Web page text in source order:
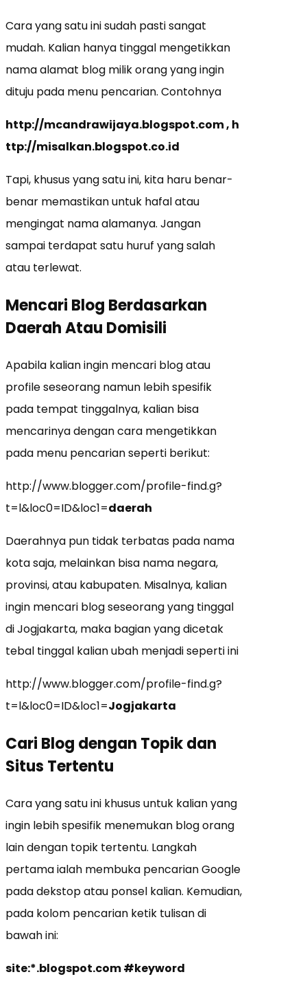
Cara yang satu ini sudah pasti sangat
mudah. Kalian hanya tinggal mengetikkan
nama alamat blog milik orang yang ingin
dituju pada menu pencarian. Contohnya
http://mcandrawijaya.blogspot.com , h
ttp://misalkan.blogspot.co.id
Tapi, khusus yang satu ini, kita haru benar-
benar memastikan untuk hafal atau
mengingat nama alamanya. Jangan
sampai terdapat satu huruf yang salah
atau terlewat.
Mencari Blog Berdasarkan
Daerah Atau Domisili
Apabila kalian ingin mencari blog atau
profile seseorang namun lebih spesifik
pada tempat tinggalnya, kalian bisa
mencarinya dengan cara mengetikkan
pada menu pencarian seperti berikut:
http://www.blogger.com/profile-find.g?
t=l&loc0=ID&loc1=daerah
Daerahnya pun tidak terbatas pada nama
kota saja, melainkan bisa nama negara,
provinsi, atau kabupaten. Misalnya, kalian
ingin mencari blog seseorang yang tinggal
di Jogjakarta, maka bagian yang dicetak
tebal tinggal kalian ubah menjadi seperti ini
http://www.blogger.com/profile-find.g?
t=l&loc0=ID&loc1=Jogjakarta
Cari Blog dengan Topik dan
Situs Tertentu
Cara yang satu ini khusus untuk kalian yang
ingin lebih spesifik menemukan blog orang
lain dengan topik tertentu. Langkah
pertama ialah membuka pencarian Google
pada dekstop atau ponsel kalian. Kemudian,
pada kolom pencarian ketik tulisan di
bawah ini:
site:*.blogspot.com #keyword